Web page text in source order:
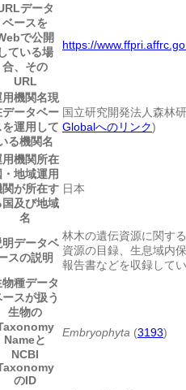
データ
ベースを
で公開
ている場
合、その
URL
https://
用機関名現
データベー
を運用して
る機関名
国立研究開発法人森林
Globalへのリンク)
用機関所在
・地域運用
関が所在す
国及び地域
名
日本
データベ
スの説明
林木の遺伝資源に関す
資源の目録、生息域内
報告書などを収録してい
物種データ
スが扱う
生物の
Nameと
NCBI
のID
Embryophyta (3193)